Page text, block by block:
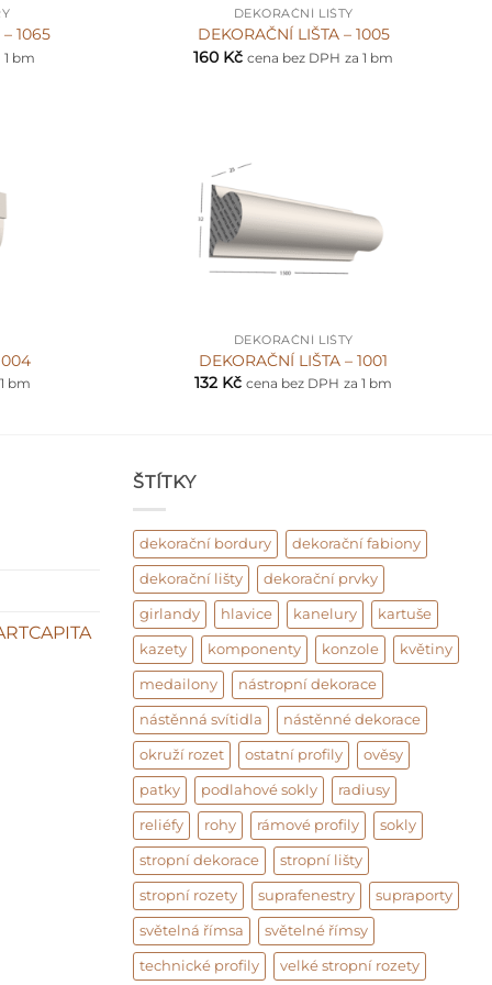
1065
1 bm
DEKORAČNÍ LIŠTY
DEKORAČNÍ LIŠTA – 1005
160 Kč cena bez DPH za 1 bm
bm
DEKORAČNÍ LIŠTY
DEKORAČNÍ LIŠTA – 1001
132 Kč cena bez DPH za 1 bm
ŠTÍTKY
dekorační bordury dekorační fabiony
dekorační lišty dekorační prvky
girlandy hlavice kanelury kartuše
kazety komponenty konzole květiny
medailony nástropní dekorace
nástěnná svítidla nástěnné dekorace
okruží rozet ostatní profily ověsy
patky podlahové sokly radiusy
reliéfy rohy rámové profily sokly
stropní dekorace stropní lišty
stropní rozety suprafenestry supraporty
světelná římsa světelné římsy
technické profily velké stropní rozety